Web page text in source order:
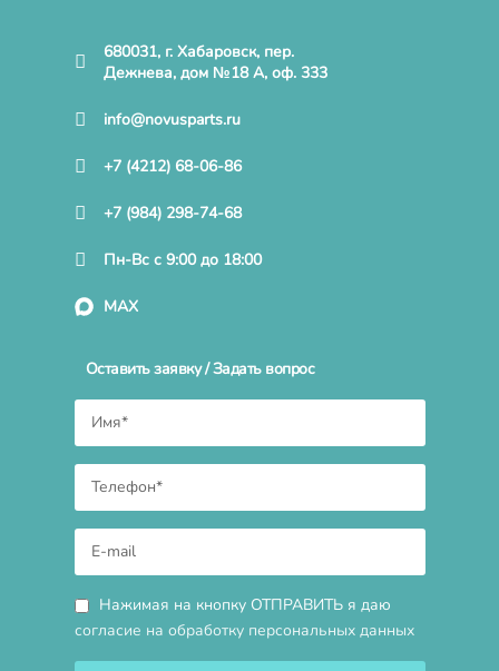
680031, г. Хабаровск, пер.
Дежнева, дом №18 А, оф. 333
info@novusparts.ru
+7 (4212) 68-06-86
+7 (984) 298-74-68
Пн-Вс с 9:00 до 18:00
MAX
Оставить заявку / Задать вопрос
Нажимая на кнопку ОТПРАВИТЬ я даю
согласие на обработку персональных данных